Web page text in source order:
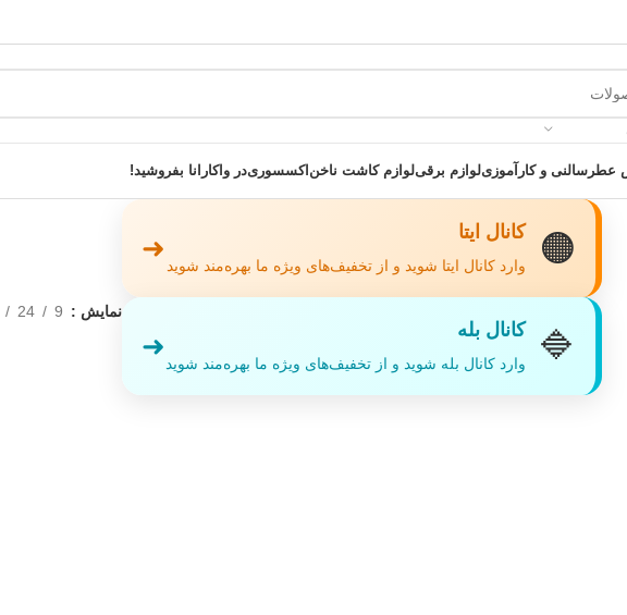
عالی فرصت را از دست ندهید همین امروز از تخفیفات ویژه بهرمند شوید!
عطر سالنی و کارآموزیلوازم برقیلوازم کاشت ناخن اکسسوریدر واکارانا بفروشید!
🟠 کانال ایتا
وارد کانال ایتا شوید و از تخفیف‌های ویژه ما بهره‌مند شوید
➜
🔷 کانال بله
وارد کانال بله شوید و از تخفیف‌های ویژه ما بهره‌مند شوید
➜
نمایش 9
24